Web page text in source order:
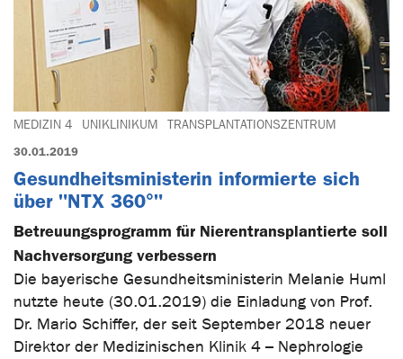
MEDIZIN 4 UNIKLINIKUM TRANSPLANTATIONSZENTRUM
30.01.2019
Gesundheitsministerin informierte sich
über "NTX 360°"
Betreuungsprogramm für Nierentransplantierte soll
Nachversorgung verbessern
Die bayerische Gesundheitsministerin Melanie Huml
nutzte heute (30.01.2019) die Einladung von Prof.
Dr. Mario Schiffer, der seit September 2018 neuer
Direktor der Medizinischen Klinik 4 – Nephrologie